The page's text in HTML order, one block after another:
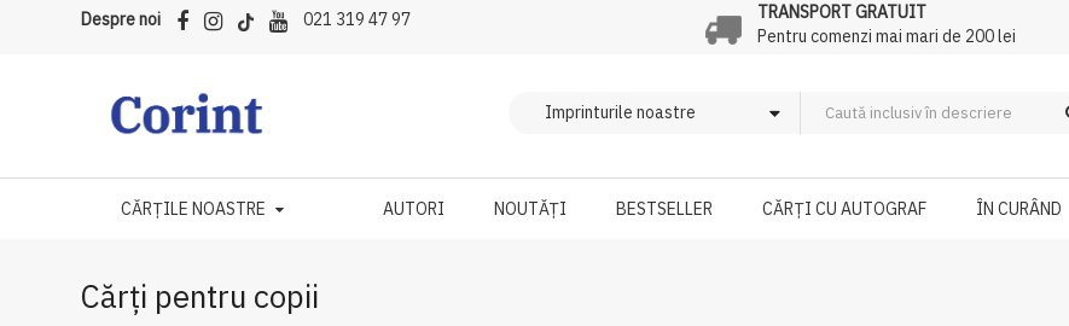
Despre noi 021 319 47 97
TRANSPORT GRATUIT
Pentru comenzi mai mari de 200 lei
CĂRȚILE NOASTRE AUTORI NOUTĂȚI BESTSELLER CĂRȚI CU AUTOGRAF ÎN CURÂND
Cărți pentru copii